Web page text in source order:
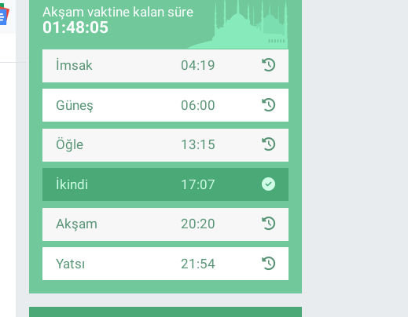
Akşam vaktine kalan süre
01:48:04
İmsak 04:19
Güneş 06:00
Öğle 13:15
İkindi 17:07
Akşam 20:20
Yatsı 21:54